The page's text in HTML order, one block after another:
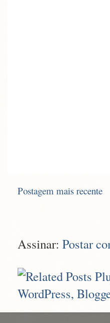
Postagem mais recente
Assinar: Postar